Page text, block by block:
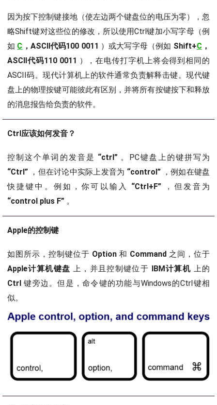
因为按下控制键接地（使左边两个键盘位的电压为零），忽
略Shift键对这些位的修改，所以使用Ctrl键加小写字母（例
如 C ，ASCII代码100 0011 ）或大写字母（例如 Shift+C ，
ASCII代码110 0011 ），在电传打字机上将会得到相同的
ASCII码。现代计算机上的软件通常负责解释击键。现代键
盘上的物理按键可能彼此有区别，并将所有按键按下和释放
的消息报告给负责的软件。
Ctrl应该如何发音？
控制这个单词的发音是 “ctrl” 。PC键盘上的键拼写为
“Ctrl” ，但在讨论中实际上发音为 “control” ，例如在键盘
快捷键中。例如，你可以输入 “Ctrl+F” ，但发音为
“control plus F” 。
Apple的控制键
如图所示，控制键位于 Option 和 Command 之间，位于
Apple计算机键盘 上，并且控制键位于 IBM计算机 上的
Ctrl 键旁边。但是，命令键的功能与Windows的Ctrl键相
似。